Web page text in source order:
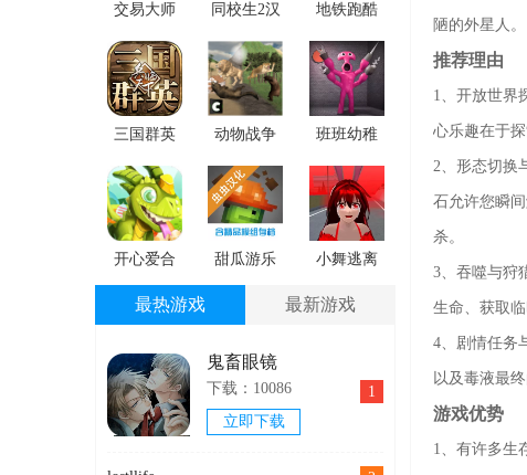
交易大师
手游版下
载
同校生2汉
化直装版
地铁跑酷
雪地版
三国群英
之兵临天
下官方下
载
动物战争
模拟器
班班幼稚
园官方正
版
开心爱合
成
甜瓜游乐
场虫虫助
小舞逃离
手机版
最热游戏 最新游戏
鬼畜眼镜
下载：10086
立即下载
1
陋的外星人
推荐理由
1、开放世界
心乐趣在于
2、形态切换
石允许您瞬
杀。
3、吞噬与狩
生命、获取
4、剧情任务
以及毒液最
游戏优势
1、有许多生